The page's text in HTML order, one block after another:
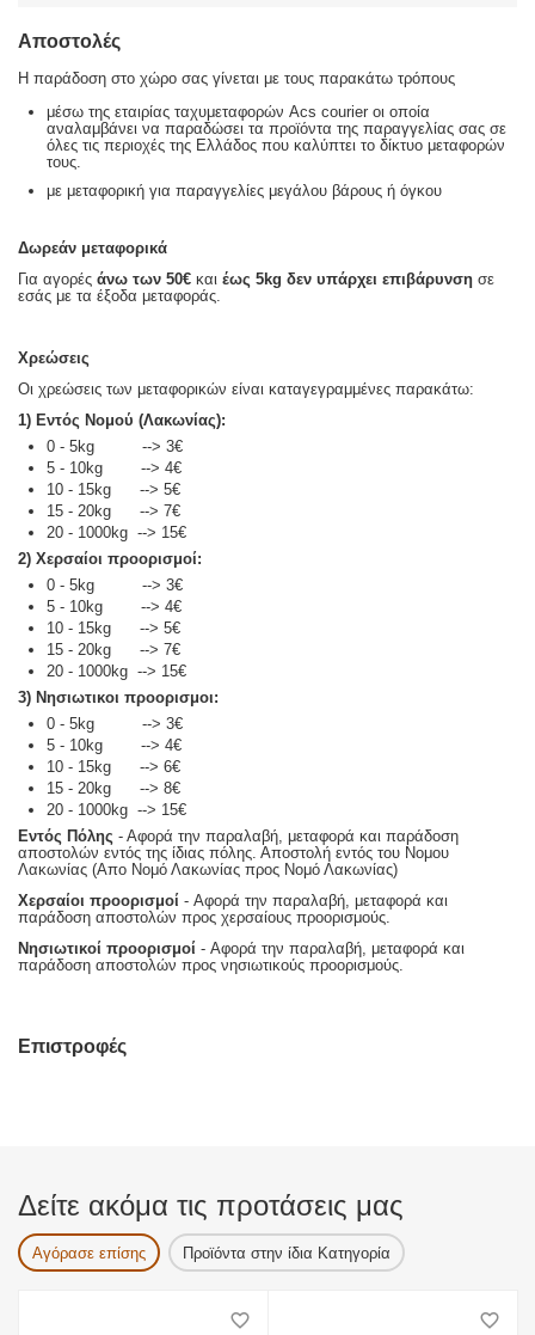
Αποστολές
Η παράδοση στο χώρο σας γίνεται με τους παρακάτω τρόπους
μέσω της εταιρίας ταχυμεταφορών Acs courier οι οποία
αναλαμβάνει να παραδώσει τα προϊόντα της παραγγελίας σας σε
όλες τις περιοχές της Ελλάδος που καλύπτει το δίκτυο μεταφορών
τους.
με μεταφορική για παραγγελίες μεγάλου βάρους ή όγκου
Δωρεάν μεταφορικά
Για αγορέςάνω των 50€ καιέως 5kg δεν υπάρχει επιβάρυνση σε
εσάς με τα έξοδα μεταφοράς.
Χρεώσεις
Οι χρεώσεις των μεταφορικών είναι καταγεγραμμένες παρακάτω:
1) Εντός Νομού (Λακωνίας):
0 - 5kg --> 3€
5 - 10kg --> 4€
10 - 15kg --> 5€
15 - 20kg --> 7€
20 - 1000kg --> 15€
2) Χερσαίοι προορισμοί:
0 - 5kg --> 3€
5 - 10kg --> 4€
10 - 15kg --> 5€
15 - 20kg --> 7€
20 - 1000kg --> 15€
3) Νησιωτικοι προορισμοι:
0 - 5kg --> 3€
5 - 10kg --> 4€
10 - 15kg --> 6€
15 - 20kg --> 8€
20 - 1000kg --> 15€
Εντός Πόλης - Αφορά την παραλαβή, μεταφορά και παράδοση
αποστολών εντός της ίδιας πόλης. Αποστολή εντός του Νομου
Λακωνίας (Απο Νομό Λακωνίας προς Νομό Λακωνίας)
Χερσαίοι προορισμοί - Αφορά την παραλαβή, μεταφορά και
παράδοση αποστολών προς χερσαίους προορισμούς.
Νησιωτικοί προορισμοί - Αφορά την παραλαβή, μεταφορά και
παράδοση αποστολών προς νησιωτικούς προορισμούς.
Επιστροφές
Δείτε ακόμα τις προτάσεις μας
Αγόρασε επίσης Προϊόντα στην ίδια Κατηγορία